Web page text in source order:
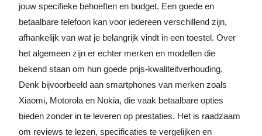
jouw specifieke behoeften en budget. Een goede en
betaalbare telefoon kan voor iedereen verschillend zijn,
afhankelijk van wat je belangrijk vindt in een toestel. Over
het algemeen zijn er echter merken en modellen die
bekend staan om hun goede prijs-kwaliteitverhouding.
Denk bijvoorbeeld aan smartphones van merken zoals
Xiaomi, Motorola en Nokia, die vaak betaalbare opties
bieden zonder in te leveren op prestaties. Het is raadzaam
om reviews te lezen, specificaties te vergelijken en